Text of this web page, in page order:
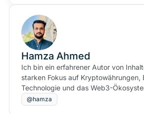
Hamza Ahmed
Ich bin ein erfahrener Autor von
starken Fokus auf Kryptowährungen,
Technologie und das Web3-
@hamza